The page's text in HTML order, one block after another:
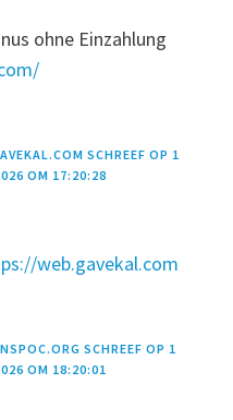
ohne Einzahlung
SCHREEF OP 1
OM 17:20:28
web.gavekal.com
SCHREEF OP 1
OM 18:20:01